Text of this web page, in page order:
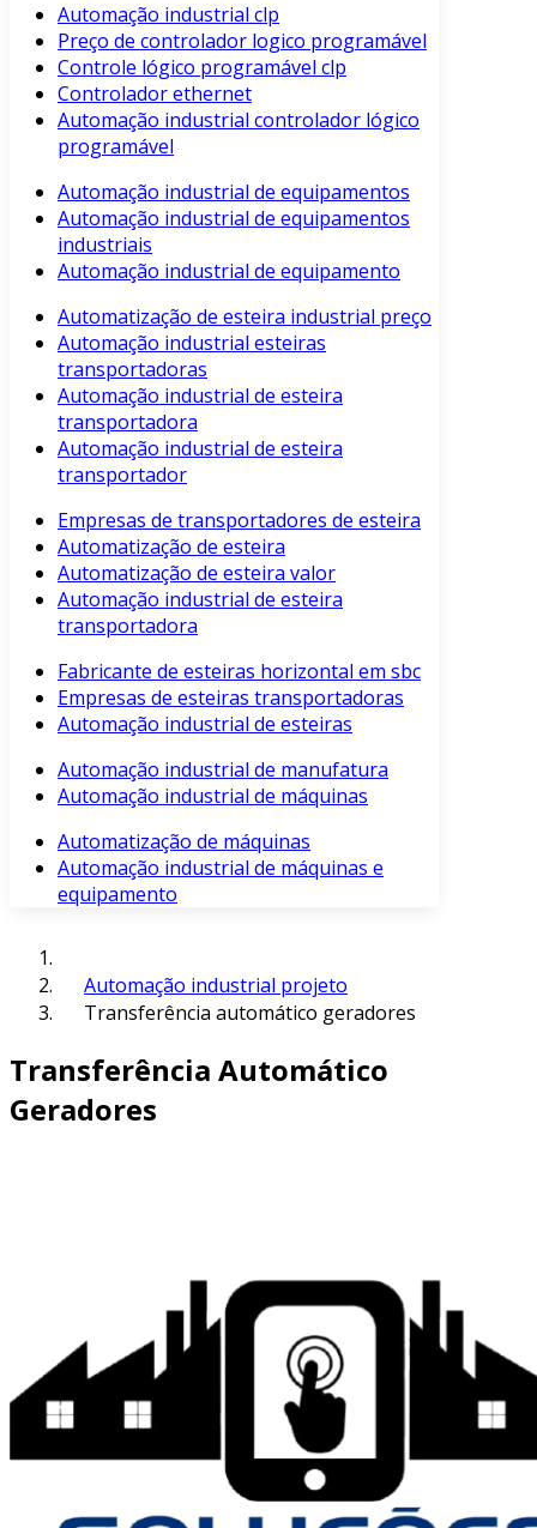
Automação industrial clp
Preço de controlador logico programável
Controle lógico programável clp
Controlador ethernet
Automação industrial controlador lógico
programável
Automação industrial de equipamentos
Automação industrial de equipamentos
industriais
Automação industrial de equipamento
Automatização de esteira industrial preço
Automação industrial esteiras
transportadoras
Automação industrial de esteira
transportadora
Automação industrial de esteira
transportador
Empresas de transportadores de esteira
Automatização de esteira
Automatização de esteira valor
Automação industrial de esteira
transportadora
Fabricante de esteiras horizontal em sbc
Empresas de esteiras transportadoras
Automação industrial de esteiras
Automação industrial de manufatura
Automação industrial de máquinas
Automatização de máquinas
Automação industrial de máquinas e
equipamento
Automação industrial projeto
Transferência automático geradores
Transferência Automático
Geradores